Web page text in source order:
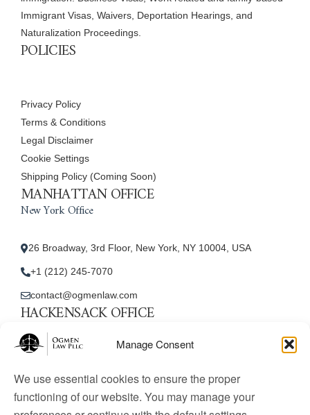
Manage Consent
We use essential cookies to ensure the proper
functioning of our website. You may manage your
Immigrant Visas, Waivers, Deportation Hearings, and
Naturalization Proceedings.
POLICIES
Privacy Policy
Terms & Conditions
Legal Disclaimer
Cookie Settings
Shipping Policy (Coming Soon)
MANHATTAN OFFICE
New York Office
26 Broadway, 3rd Floor, New York, NY 10004, USA
+1 (212) 245-7070
contact@ogmenlaw.com
HACKENSACK OFFICE
New Jersey Office